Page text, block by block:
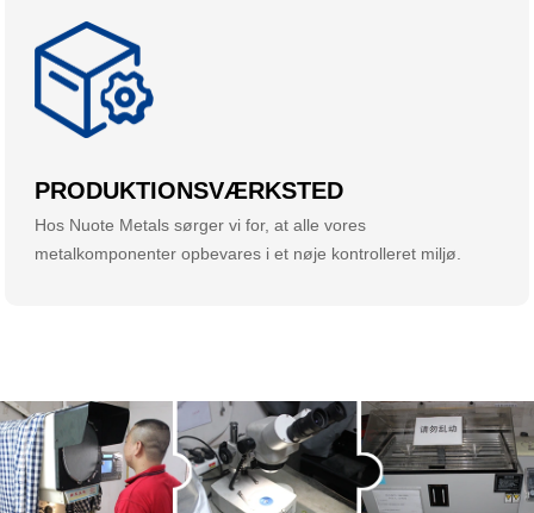
PRODUKTIONSVÆRKSTED
Hos Nuote Metals sørger vi for, at alle vores
metalkomponenter opbevares i et nøje kontrolleret miljø.